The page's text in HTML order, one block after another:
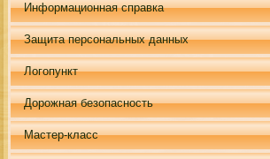
Информационная справка
Защита персональных данных
Логопункт
Дорожная безопасность
Мастер-класс